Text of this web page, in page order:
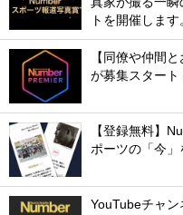
トを開催しま
【同僚や仲間
が募集スタート
【登録無料】
ポーツの「今」
YouTubeチャ